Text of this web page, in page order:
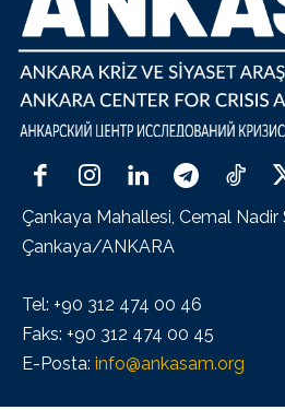
Çankaya Mahallesi, Cemal Nadir
Çankaya/ANKARA
Tel: +90 312 474 00 46
Faks: +90 312 474 00 45
E-Posta: info@ankasam.org